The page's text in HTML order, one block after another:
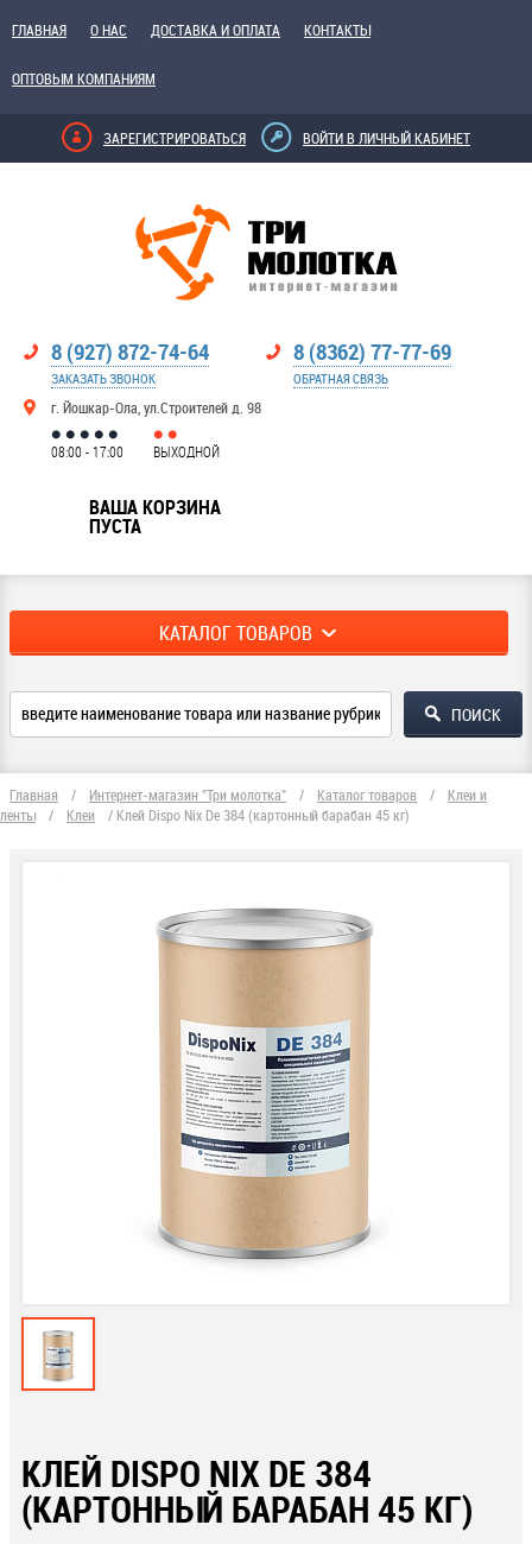
ГЛАВНАЯ О НАС ДОСТАВКА И ОПЛАТА КОНТАКТЫ
ОПТОВЫМ КОМПАНИЯМ
ЗАРЕГИСТРИРОВАТЬСЯ ВОЙТИ В ЛИЧНЫЙ КАБИНЕТ
8 (927) 872-74-64
ЗАКАЗАТЬ ЗВОНОК
г. Йошкар-Ола, ул.Строителей д. 98
8 (8362) 77-77-69
ОБРАТНАЯ СВЯЗЬ
08:00 - 17:00 ВЫХОДНОЙ
ВАША КОРЗИНА
ПУСТА
КАТАЛОГ ТОВАРОВ
Главная / Интернет-магазин "Три молотка" / Каталог товаров /
Клеи и
ленты
/ Клеи / Клей Dispo Nix De 384 (картонный барабан 45 кг)
КЛЕЙ DISPO NIX DE 384
(КАРТОННЫЙ БАРАБАН 45 КГ)